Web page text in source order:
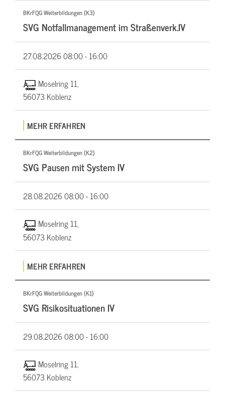
BKrFQG Weiterbildungen (K3)
SVG Notfallmanagement im Straßenverk.IV
27.08.202608:00 - 16:00
Moselring 11,
56073 Koblenz
MEHR ERFAHREN
BKrFQG Weiterbildungen (K2)
SVG Pausen mit System IV
28.08.202608:00 - 16:00
Moselring 11,
56073 Koblenz
MEHR ERFAHREN
BKrFQG Weiterbildungen (K1)
SVG Risikosituationen IV
29.08.202608:00 - 16:00
Moselring 11,
56073 Koblenz